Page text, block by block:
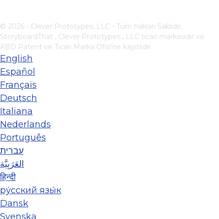
© 2026 - Clever Prototypes, LLC - Tüm hakları Saklıdır.
StoryboardThat , Clever Prototypes , LLC ticari markasıdır ve
ABD Patent ve Ticari Marka Ofisi'ne kayıtlıdır.
English
Español
Français
Deutsch
Italiana
Nederlands
Português
עברית
العَرَبِيَّة
हिन्दी
ру́сский язы́к
Dansk
Svenska